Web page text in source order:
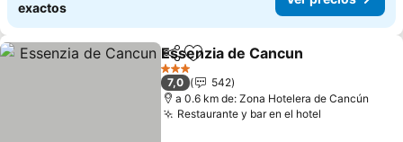
exactos
CompartirAñadir a favoritos
Essenzia de Cancun
3 Estrellas
7,0
542
a 0.6 km de: Zona Hotelera de Cancún
Restaurante y bar en el hotel